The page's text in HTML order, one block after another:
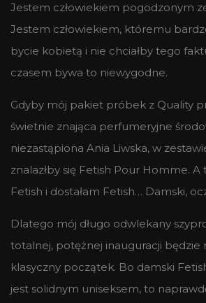
Jestem człowiekiem pogodzonym
Jestem człowiekiem, któremu
bycie kobietą i nie chciałby tego
czasem bywa to niewygodne.
Gdyby mój pakiet próbek z Quality
świetnie znająca perfumeryjne
niezastąpiona Ania Liwska, w
znalazłby się Fetish Pour Homme. A
Fetish i dostałam Fetish… Damski,
Dlatego mój długo odwlekany
totalnej, potężnej inauguracji będzie
klasyczny początek. Bo damski
jest solidnym uniseksem, to